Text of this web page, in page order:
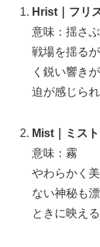
Hrist｜フリ
意味：揺さ
戦場を揺る
く鋭い響き
迫が感じられ
Mist｜ミスト
意味：霧
やわらかく
ない神秘も
ときに映える